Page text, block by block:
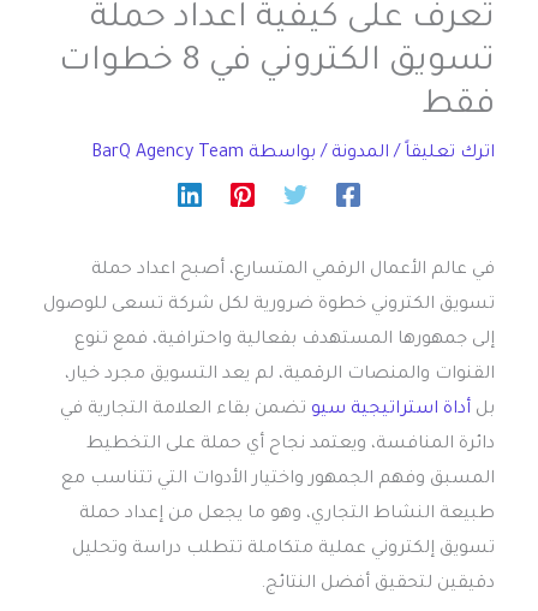
تعرف على كيفية اعداد حملة
تسويق الكتروني في 8 خطوات
فقط
اترك تعليقاً / المدونة / بواسطة BarQ Agency Team
في عالم الأعمال الرقمي المتسارع، أصبح اعداد حملة
تسويق الكتروني خطوة ضرورية لكل شركة تسعى للوصول
إلى جمهورها المستهدف بفعالية واحترافية، فمع تنوع
القنوات والمنصات الرقمية، لم يعد التسويق مجرد خيار،
بل أداة استراتيجية سيو تضمن بقاء العلامة التجارية في
دائرة المنافسة، ويعتمد نجاح أي حملة على التخطيط
المسبق وفهم الجمهور واختيار الأدوات التي تتناسب مع
طبيعة النشاط التجاري، وهو ما يجعل من إعداد حملة
تسويق إلكتروني عملية متكاملة تتطلب دراسة وتحليل
دقيقين لتحقيق أفضل النتائج.